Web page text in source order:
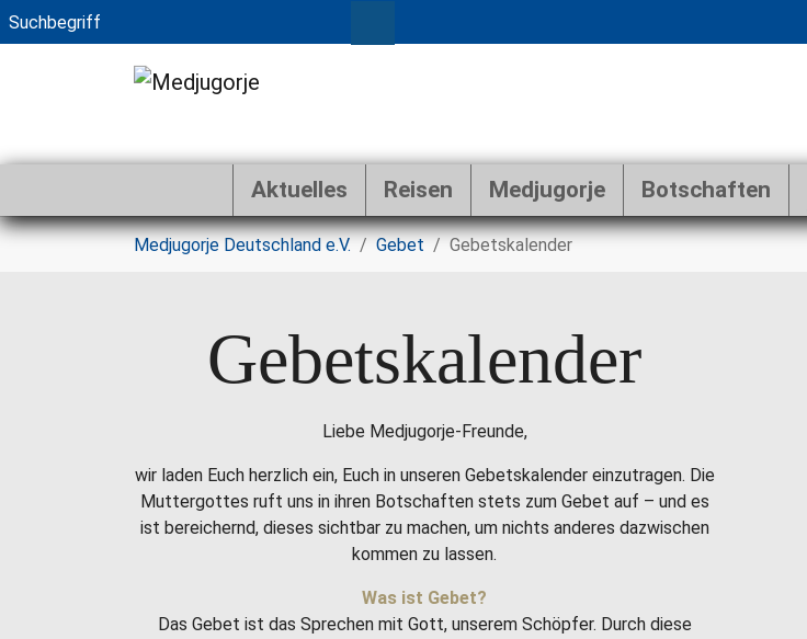
Zum Hauptinhalt springen
Aktuelles Reisen Medjugorje Botschaften
Sie sind hier:
Medjugorje Deutschland e.V. Gebet Gebetskalender
Gebetskalender
Liebe Medjugorje-Freunde,
wir laden Euch herzlich ein, Euch in unseren Gebetskalender einzutragen. Die
Muttergottes ruft uns in ihren Botschaften stets zum Gebet auf – und es
ist bereichernd, dieses sichtbar zu machen, um nichts anderes dazwischen
kommen zu lassen.
Was ist Gebet?
Das Gebet ist das Sprechen mit Gott, unserem Schöpfer. Durch diese